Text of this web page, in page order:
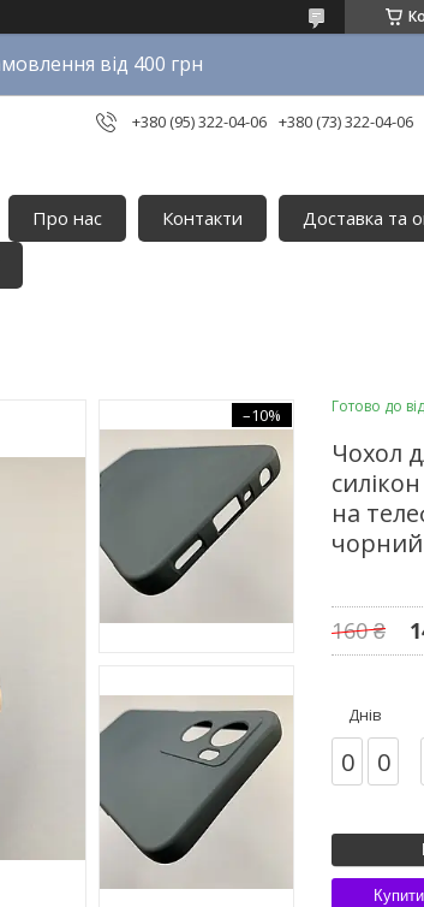
від 400 грн
+380 (95) 322-04-06 +380 (73) 322-04-06
Про нас Контакти
Доставка та
–10% Готово до
Чохол
на
160 ₴
Днів
0 0